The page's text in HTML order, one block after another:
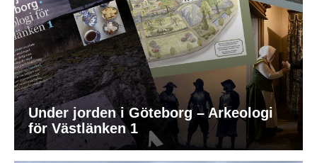
Under jorden i Göteborg – Arkeologi
för Västlänken 1